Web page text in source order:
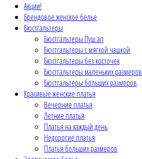
Акции!
Брендовое женское белье
Бюстгальтеры
Бюстгальтеры Пуш ап
Бюстгальтеры с мягкой чашкой
Бюстгальтеры без косточек
Бюстгальтеры маленьких размеров
Бюстгальтеры больших размеров
Красивые женские платья
Вечерние платья
Летние платья
Платья на каждый день
Недорогие платья
Платья больших размеров